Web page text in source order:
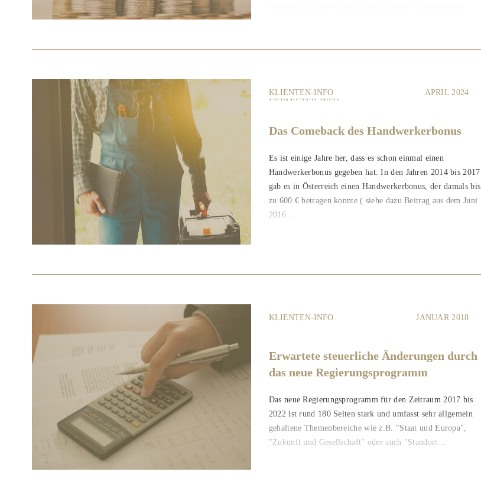
KLIENTEN-INFO
VERMIETER-INFO
APRIL 2024
Das Comeback des Handwerkerbonus
Es ist einige Jahre her, dass es schon einmal einen
Handwerkerbonus gegeben hat. In den Jahren 2014 bis 2017
gab es in Österreich einen Handwerkerbonus, der damals bis
zu 600 € betragen konnte ( siehe dazu Beitrag aus dem Juni
2016...
KLIENTEN-INFO JANUAR 2018
Erwartete steuerliche Änderungen durch
das neue Regierungsprogramm
Das neue Regierungsprogramm für den Zeitraum 2017 bis
2022 ist rund 180 Seiten stark und umfasst sehr allgemein
gehaltene Themenbereiche wie z.B. "Staat und Europa",
"Zukunft und Gesellschaft" oder auch "Standort...